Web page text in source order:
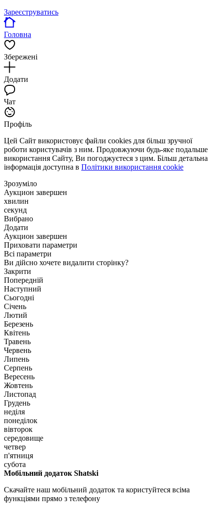
Зареєструватись
Головна
Збережені
Додати
Чат
Профіль
Цей Сайт використовує файли cookies для більш зручної
роботи користувачів з ним. Продовжуючи будь-яке подальше
використання Сайту, Ви погоджуєтеся з цим. Більш детальна
інформація доступна в Політики використання cookie
Зрозуміло
Аукцион завершен
хвилин
секунд
Вибрано
Додати
Аукцион завершен
Приховати параметри
Всі параметри
Ви дійсно хочете видалити сторінку?
Закрити
Попередній
Наступний
Сьогодні
Січень
Лютий
Березень
Квітень
Травень
Червень
Липень
Серпень
Вересень
Жовтень
Листопад
Грудень
неділя
понеділок
вівторок
середовище
четвер
п'ятниця
субота
Мобільний додаток Shatski
Скачайте наш мобільний додаток та користуйтеся всіма
функціями прямо з телефону